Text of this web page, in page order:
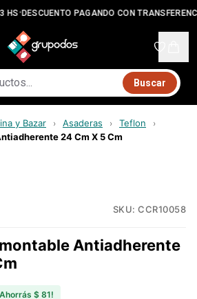
HS•DESCUENTO PAGANDO CON
Buscar
y Bazar › Asaderas › Teflon ›
24 Cm X 5 Cm
SKU: CCR10058
Antiadherente
$ 81!